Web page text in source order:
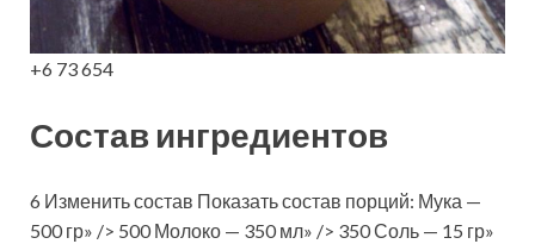
+6 73 654
Состав ингредиентов
6 Изменить состав Показать состав порций: Мука —
500 гр» /> 500 Молоко — 350 мл» /> 350 Соль — 15 гр»